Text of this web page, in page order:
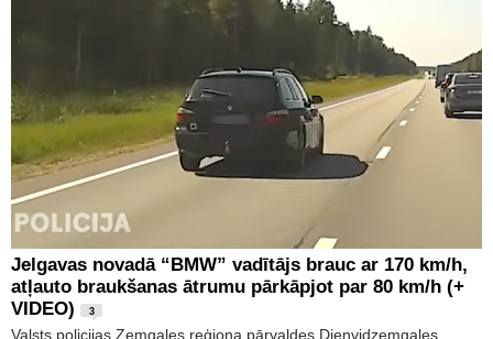
Jelgavas novadā “BMW” vadītājs brauc ar 170 km/h,
atļauto braukšanas ātrumu pārkāpjot par 80 km/h (+
VIDEO)
3
Valsts policijas Zemgales reģiona pārvaldes Dienvidzemgales